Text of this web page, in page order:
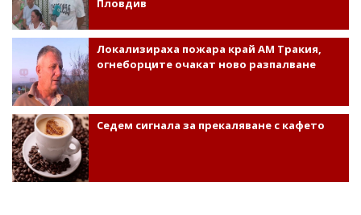
Локализираха пожара край АМ Тракия,
огнеборците очакат ново разпалване
Седем сигнала за прекаляване с кафето